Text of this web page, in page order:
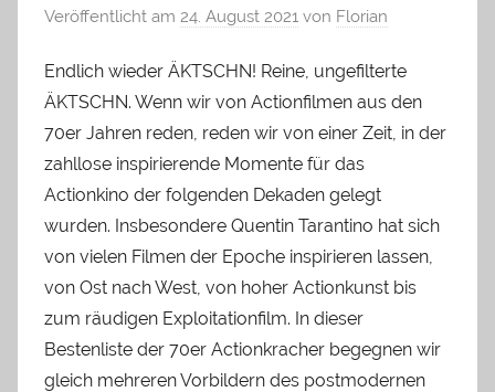
Veröffentlicht am 24. August 2021 von Florian
Endlich wieder ÄKTSCHN! Reine, ungefilterte
ÄKTSCHN. Wenn wir von Actionfilmen aus den
70er Jahren reden, reden wir von einer Zeit, in der
zahllose inspirierende Momente für das
Actionkino der folgenden Dekaden gelegt
wurden. Insbesondere Quentin Tarantino hat sich
von vielen Filmen der Epoche inspirieren lassen,
von Ost nach West, von hoher Actionkunst bis
zum räudigen Exploitationfilm. In dieser
Bestenliste der 70er Actionkracher begegnen wir
gleich mehreren Vorbildern des postmodernen